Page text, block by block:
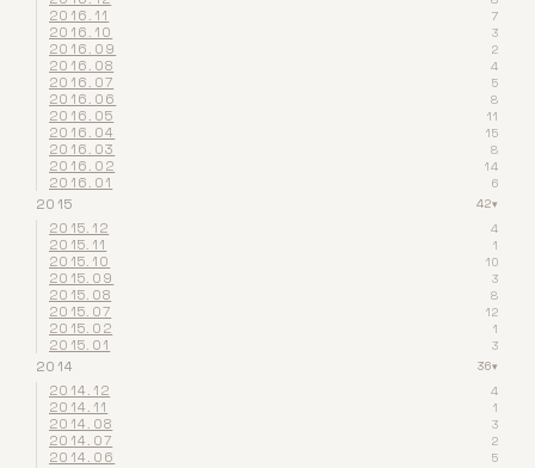
2016.11 7
2016.10 3
2016.09 2
2016.08 4
2016.07 5
2016.06 8
2016.05 11
2016.04 15
2016.03 8
2016.02 14
2016.01 6
2015 42▾
2015.12 4
2015.11 1
2015.10 10
2015.09 3
2015.08 8
2015.07 12
2015.02 1
2015.01 3
2014 36▾
2014.12 4
2014.11 1
2014.08 3
2014.07 2
2014.06 5